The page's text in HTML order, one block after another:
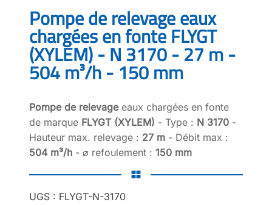
Pompe de relevage eaux
chargées en fonte FLYGT
(XYLEM) - N 3170 - 27 m -
504 m³/h - 150 mm
Pompe de relevageeaux chargées en fonte
de marque FLYGT (XYLEM) - Type : N 3170 -
Hauteur max. relevage : 27 m - Débit max :
504 m³/h - ⌀ refoulement : 150 mm
UGS : FLYGT-N-3170